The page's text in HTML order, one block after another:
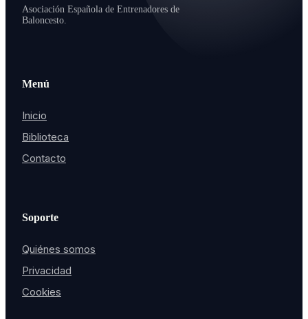
Baloncesto.
Menú
Inicio
Biblioteca
Contacto
Quiénes somos
Privacidad
Cookies